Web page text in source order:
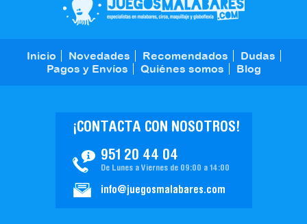
Inicio Novedades Recomendados
Dudas
Pagos y Envíos
Quiénes somos Blog
951 20 44 04
¡CONTACTA CON NOSOTROS!
De Lunes a Viernes de 09:00 a 14:00
info@juegosmalabares.com